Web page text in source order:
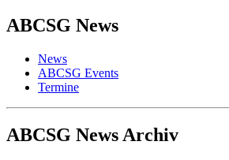
ABCSG News
News
ABCSG Events
Termine
ABCSG News Archiv